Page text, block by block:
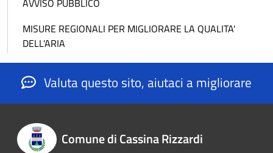
AVVISO PUBBLICO
MISURE REGIONALI PER MIGLIORARE LA QUALITA'
DELL'ARIA
Valuta questo sito, aiutaci a migliorare
Comune di Cassina Rizzardi